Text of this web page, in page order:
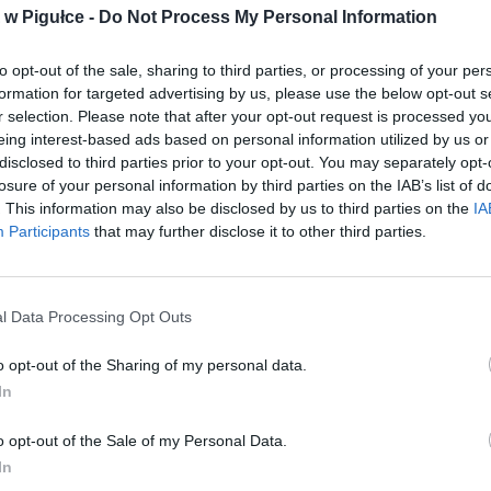
Pigułce - Do Not Process My Personal Information
opt-out of the sale, sharing to third parties, or processing of your
for targeted advertising by us, please use the below opt-out
selection. Please note that after your opt-out request is processed
interest-based ads based on personal information utilized by us
to third parties prior to your opt-out. You may separately
of your personal information by third parties on the IAB’s list of
This information may also be disclosed by us to third parties on the
Participants that may further disclose it to other third parties.
Data Processing Opt Outs
opt-out of the Sharing of my personal data.
opt-out of the Sale of my Personal Data.
CZYTAJ DALEJ
ZNĘCAŁ SIĘ NAD SWOJĄ BABCIĄ.
"GROZIŁ 79-LETNIEJ KOBIECIE
ŚMIERCIĄ PRZYKŁADAJĄC JEJ
GARDŁA"
30 sierpnia 2015 11:50
Sylwestra Ć., który od dłuższego czasu
Próbował też
CZYTAJ